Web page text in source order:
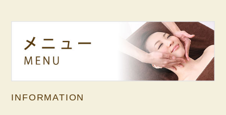
INFORMATION